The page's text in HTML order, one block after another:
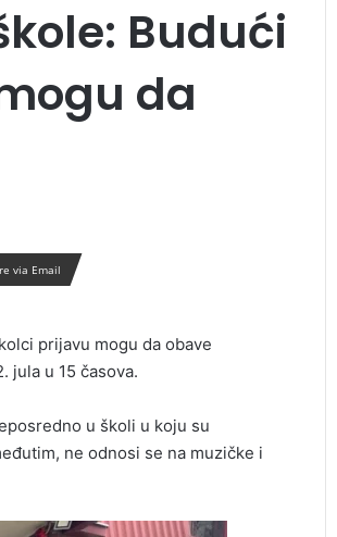
Budući
da
via Email
prijavu mogu da obave
jula u 15 časova.
u školi u koju su
ne odnosi se na muzičke i